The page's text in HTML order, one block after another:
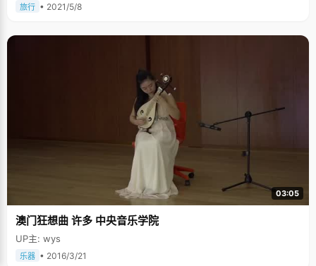
旅行 • 2021/5/8
03:05
澳门狂想曲 许多 中央音乐学院
UP主: wys
乐器 • 2016/3/21